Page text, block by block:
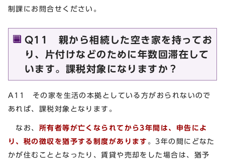
制課にお問合せください。
Q11 親から相続した空き家を持ってお
り、片付けなどのために年数回滞在して
います。課税対象になりますか？
A11 その家を生活の本拠としている方がおられないので
あれば、課税対象となります。
なお、 所有者等が亡くなられてから3年間は、申告によ
り、税の徴収を猶予する制度があります 。3年の間にどなた
かが住むこととなったり、賃貸や売却をした場合は、猶予